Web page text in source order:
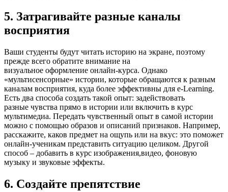
5. Затрагивайте разные каналы
восприятия
Ваши студенты будут читать историю на экране, поэтому
прежде всего обратите внимание на
визуальное оформление онлайн-курса. Однако
«мультисенсорные» истории, которые обращаются к разным
каналам восприятия, куда более эффективны для e-Learning.
Есть два способа создать такой опыт: задействовать
разные чувства прямо в истории или включить в курс
мультимедиа. Передать чувственный опыт в самой истории
можно с помощью образов и описаний признаков. Например,
расскажите, каков предмет на ощупь или на вкус: это поможет
онлайн-ученикам представить ситуацию целиком. Другой
способ – добавить в курс изображения,видео, фоновую
музыку и звуковые эффекты.
6. Создайте препятствие